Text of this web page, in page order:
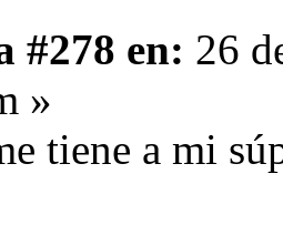
#278 en: 26
»
tiene a mi